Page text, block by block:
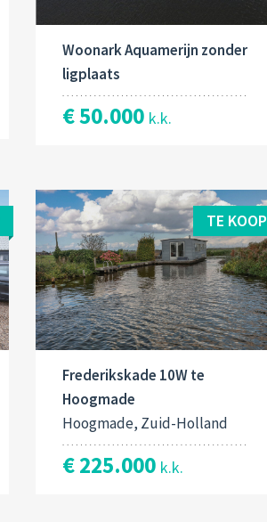
Woonark Aquamerijn zonder
ligplaats
€ 50.000 k.k.
TE KOOP
Frederikskade 10W te
Hoogmade
Hoogmade, Zuid-Holland
€ 225.000 k.k.